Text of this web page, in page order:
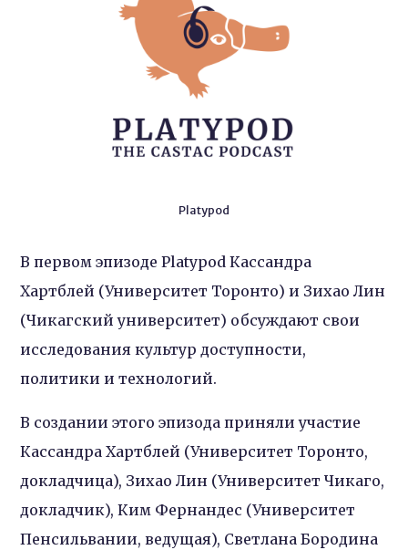
Platypod
В первом эпизоде Platypod Кассандра
Хартблей (Университет Торонто) и Зихао Лин
(Чикагский университет) обсуждают свои
исследования культур доступности,
политики и технологий.
В создании этого эпизода приняли участие
Кассандра Хартблей (Университет Торонто,
докладчица), Зихао Лин (Университет Чикаго,
докладчик), Ким Фернандес (Университет
Пенсильвании, ведущая), Светлана Бородина